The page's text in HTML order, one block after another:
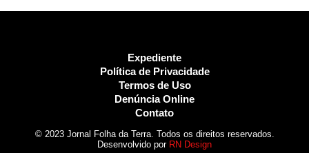
Expediente
Política de Privacidade
Termos de Uso
Denúncia Online
Contato
© 2023 Jornal Folha da Terra. Todos os direitos reservados.
Desenvolvido por RN Design